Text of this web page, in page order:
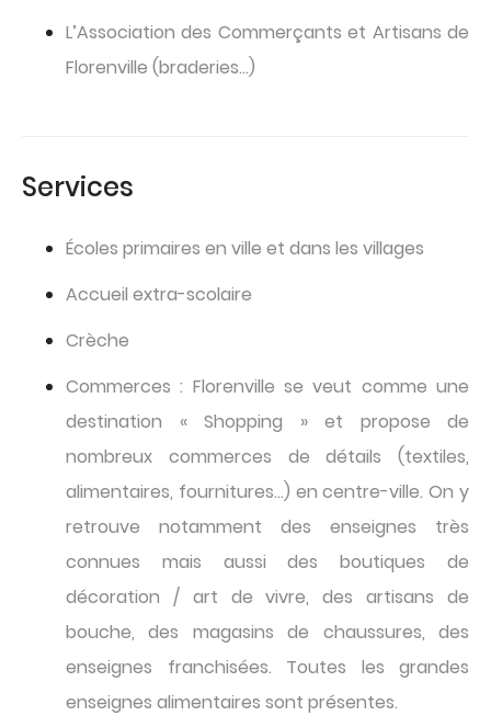
L’Association des Commerçants et Artisans de
Florenville (braderies…)
Services
Écoles primaires en ville et dans les villages
Accueil extra-scolaire
Crèche
Commerces : Florenville se veut comme une
destination « Shopping » et propose de
nombreux commerces de détails (textiles,
alimentaires, fournitures…) en centre-ville. On y
retrouve notamment des enseignes très
connues mais aussi des boutiques de
décoration / art de vivre, des artisans de
bouche, des magasins de chaussures, des
enseignes franchisées. Toutes les grandes
enseignes alimentaires sont présentes.